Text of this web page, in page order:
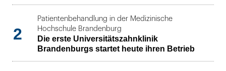
2
Patientenbehandlung in der Medizinische
Hochschule Brandenburg
Die erste Universitätszahnklinik
Brandenburgs startet heute ihren Betrieb